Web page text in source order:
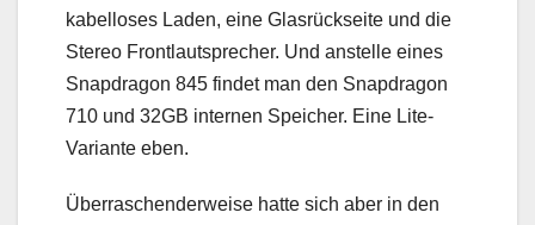
kabelloses Laden, eine Glasrückseite und die
Stereo Frontlautsprecher. Und anstelle eines
Snapdragon 845 findet man den Snapdragon
710 und 32GB internen Speicher. Eine Lite-
Variante eben.
Überraschenderweise hatte sich aber in den